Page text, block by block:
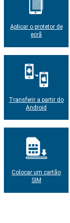
Aplicar o protetor de
ecrã
Transferir a partir do
Android
Colocar um cartão
SIM